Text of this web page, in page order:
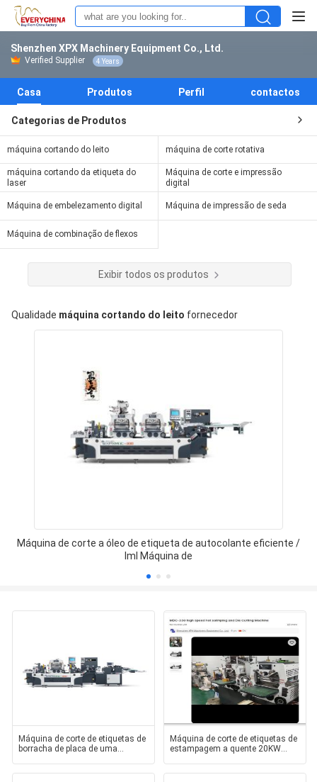
Shenzhen XPX Machinery Equipment Co., Ltd.
Verified Supplier 4 Years
Casa Produtos Perfil contactos
Categorias de Produtos
máquina cortando do leito máquina de corte rotativa
máquina cortando da etiqueta do
laser
Máquina de corte e impressão
digital
Máquina de embelezamento digital Máquina de impressão de seda
Máquina de combinação de flexos
Exibir todos os produtos
Qualidade máquina cortando do leito fornecedor
Máquina de corte a óleo de etiqueta de autocolante eficiente /
Iml Máquina de
Máquina de corte de etiquetas de
borracha de placa de uma
Máquina de corte de etiquetas de
estampagem a quente 20KW